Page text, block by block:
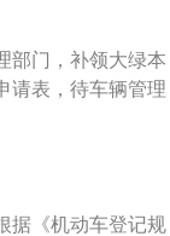
淆，因为两张保
商业险如果不需
但交强险保单一定
还有雨刮工作情
是否有变化，雨
向滑动，稍微用
样，按在上面是否
查满足你购车时
换挡、发动机等
车相关手续还有
部门，补领大绿本
请表，待车辆管理
就可以带上机动
车辆管理部门办
据《机动车登记规